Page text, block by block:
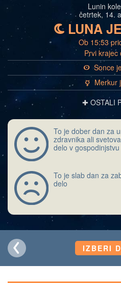
Lunin
četrtek, 14.
b LUNA
Ob 15:53
Prvi krajec
a Sonce
c Merkur
✚ OSTALI
To je dober dan za
zdravnika ali
delo v gospodinjstvu
To je slab dan za
delo
IZBERI